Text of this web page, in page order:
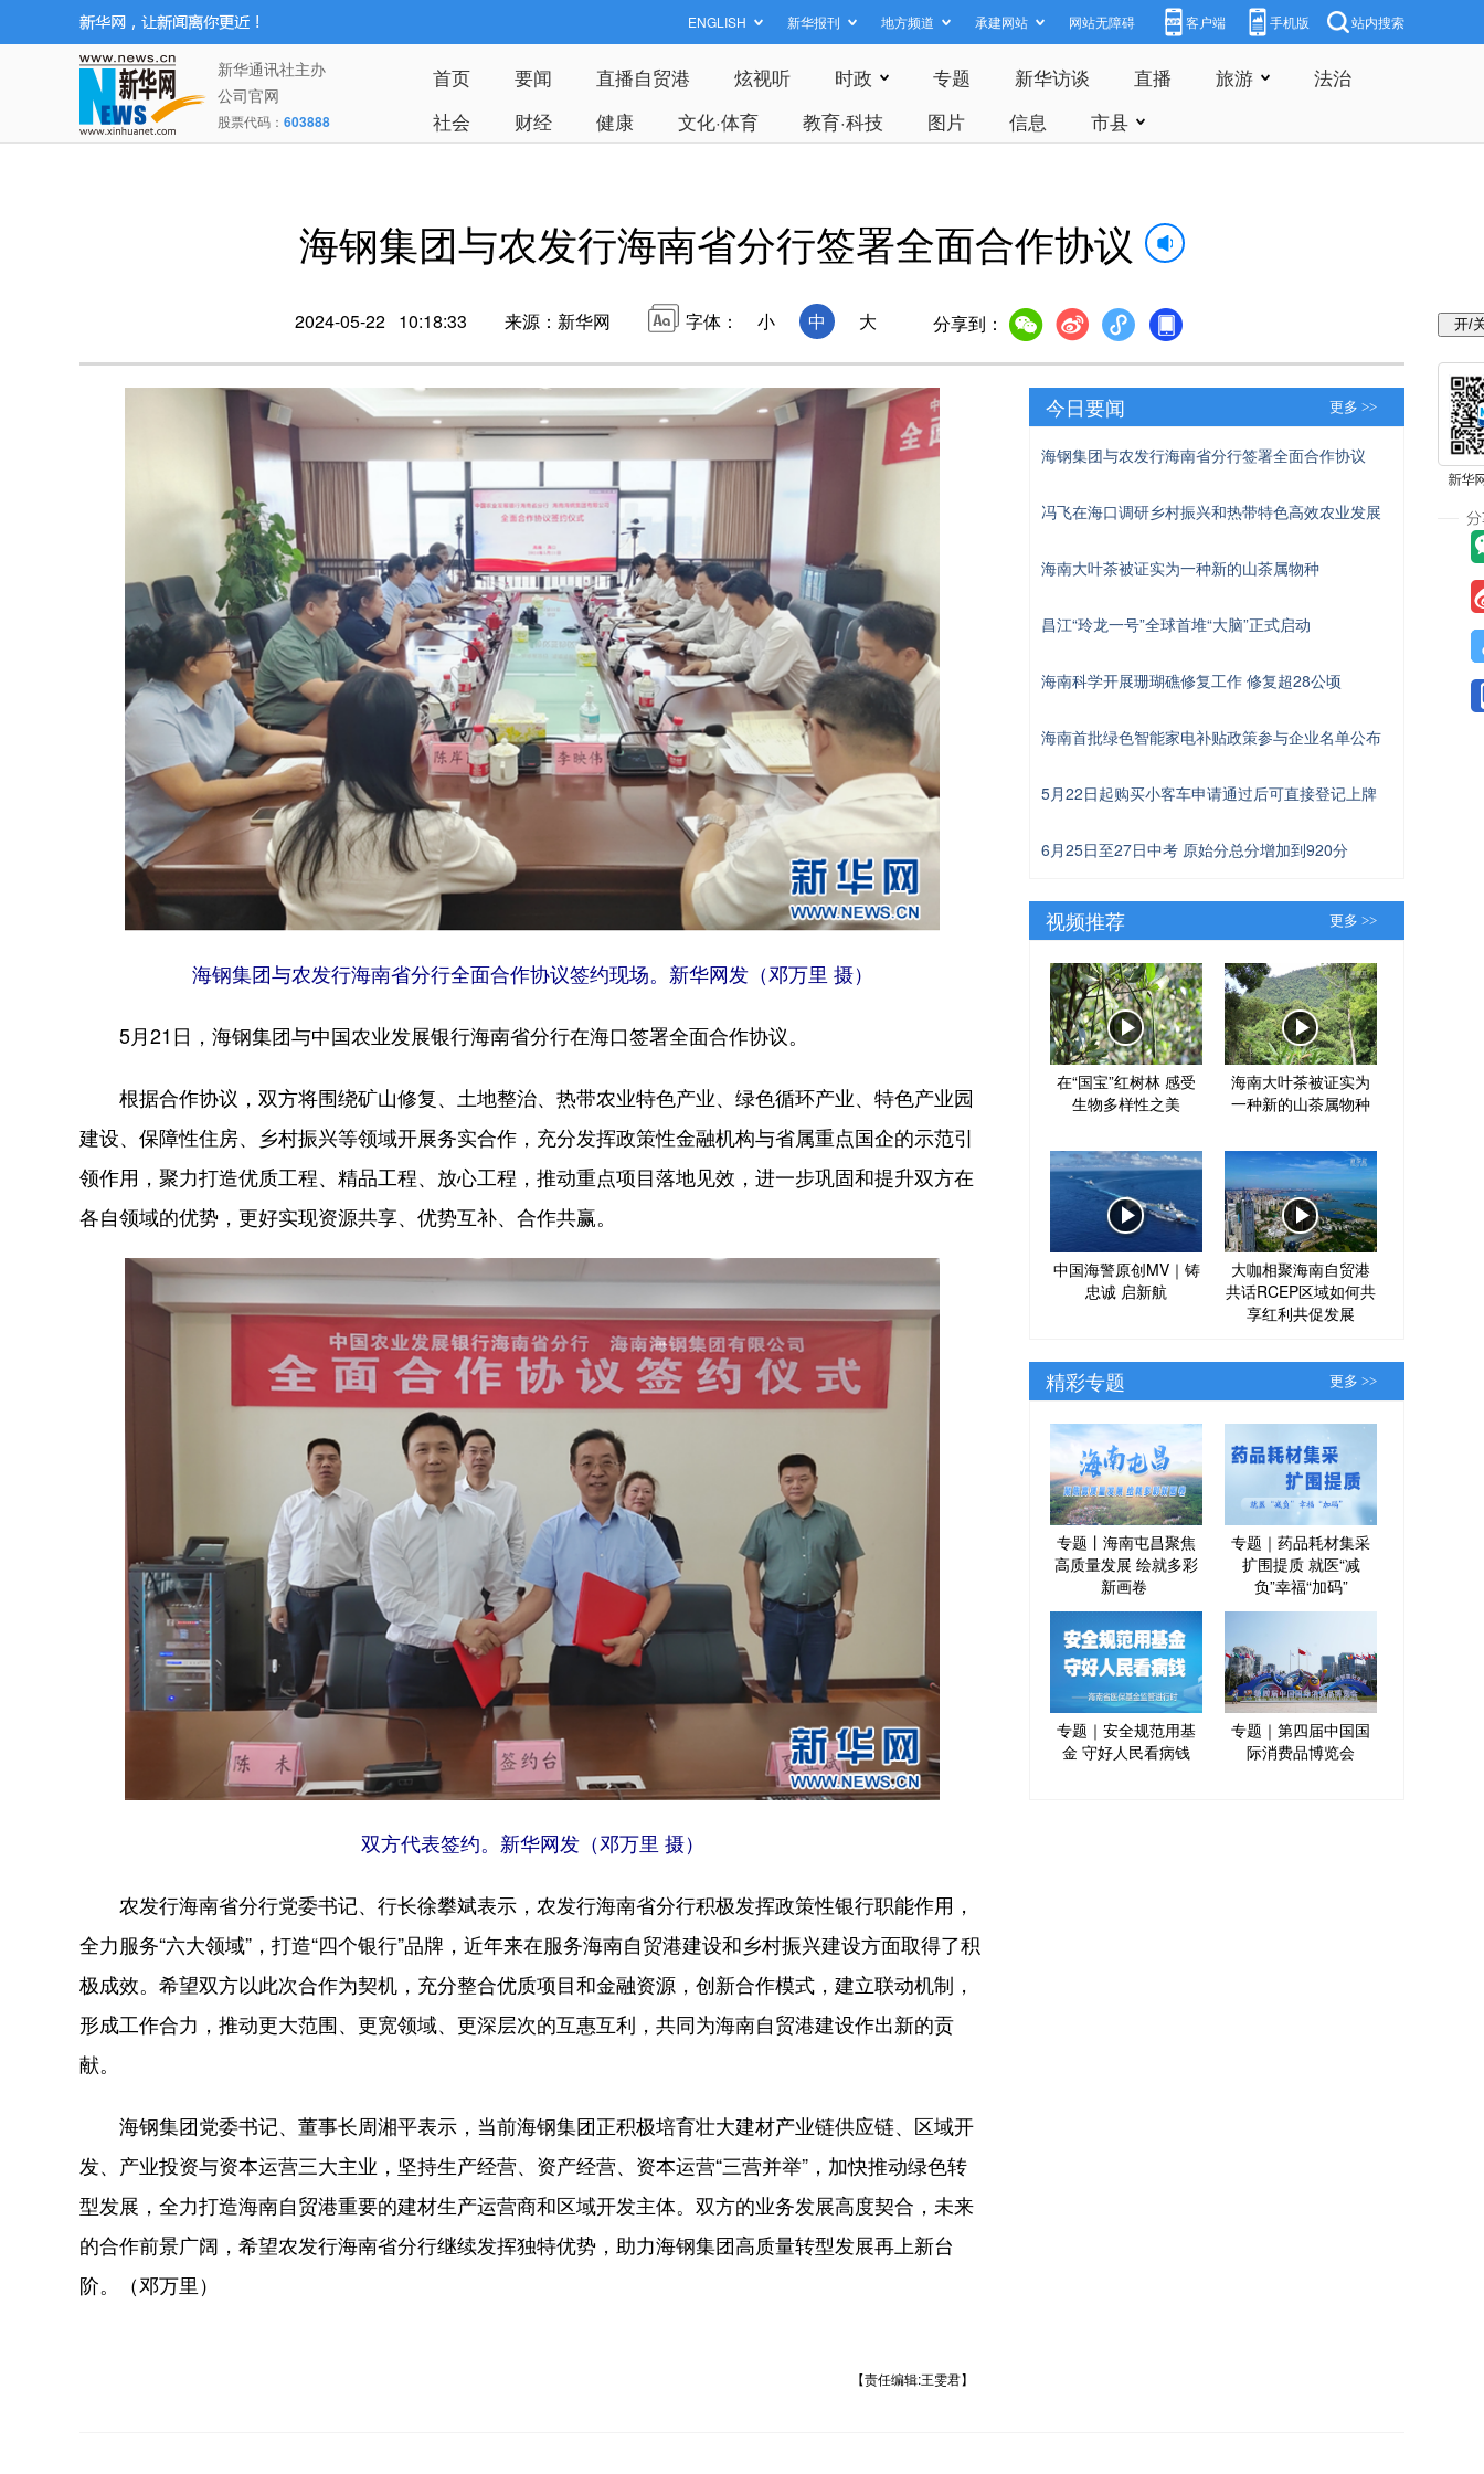
ENGLISH 新华报刊 地方频道 承建网站 网站无障碍 客户端 手机版 站内搜索
新华通讯社主办
公司官网
股票代码： 603888
首页 要闻 直播自贸港 炫视听 时政 专题 新华访谈 直播 旅游
法治
社会
财经 健康 文化·体育 教育·科技 图片 信息 市县
海钢集团与农发行海南省分行签署全面合作协议
2024-05-22 10:18:33 来源：新华网 字体： 小 中 大 分享到：
海钢集团与农发行海南省分行全面合作协议签约现场。新华网发（邓万里 摄）
5月21日，海钢集团与中国农业发展银行海南省分行在海口签署全面合作协议。
根据合作协议，双方将围绕矿山修复、土地整治、热带农业特色产业、绿色循环产业、特色产业园
建设、保障性住房、乡村振兴等领域开展务实合作，充分发挥政策性金融机构与省属重点国企的示范引
领作用，聚力打造优质工程、精品工程、放心工程，推动重点项目落地见效，进一步巩固和提升双方在
各自领域的优势，更好实现资源共享、优势互补、合作共赢。
双方代表签约。新华网发（邓万里 摄）
农发行海南省分行党委书记、行长徐攀斌表示，农发行海南省分行积极发挥政策性银行职能作用，
全力服务“六大领域”，打造“四个银行”品牌，近年来在服务海南自贸港建设和乡村振兴建设方面取得了积
极成效。希望双方以此次合作为契机，充分整合优质项目和金融资源，创新合作模式，建立联动机制，
形成工作合力，推动更大范围、更宽领域、更深层次的互惠互利，共同为海南自贸港建设作出新的贡
献。
海钢集团党委书记、董事长周湘平表示，当前海钢集团正积极培育壮大建材产业链供应链、区域开
发、产业投资与资本运营三大主业，坚持生产经营、资产经营、资本运营“三营并举”，加快推动绿色转
型发展，全力打造海南自贸港重要的建材生产运营商和区域开发主体。双方的业务发展高度契合，未来
的合作前景广阔，希望农发行海南省分行继续发挥独特优势，助力海钢集团高质量转型发展再上新台
阶。（邓万里）
【责任编辑:王雯君】
今日要闻 更多 >>
海钢集团与农发行海南省分行签署全面合作协议
冯飞在海口调研乡村振兴和热带特色高效农业发展
海南大叶茶被证实为一种新的山茶属物种
昌江“玲龙一号”全球首堆“大脑”正式启动
海南科学开展珊瑚礁修复工作 修复超28公顷
海南首批绿色智能家电补贴政策参与企业名单公布
5月22日起购买小客车申请通过后可直接登记上牌
6月25日至27日中考 原始分总分增加到920分
视频推荐 更多 >>
在“国宝”红树林 感受
生物多样性之美
海南大叶茶被证实为
一种新的山茶属物种
中国海警原创MV｜铸
忠诚 启新航
大咖相聚海南自贸港
共话RCEP区域如何共
享红利共促发展
精彩专题 更多 >>
专题丨海南屯昌聚焦
高质量发展 绘就多彩
新画卷
专题｜药品耗材集采
扩围提质 就医“减
负”幸福“加码”
专题｜安全规范用基
金 守好人民看病钱
专题｜第四届中国国
际消费品博览会